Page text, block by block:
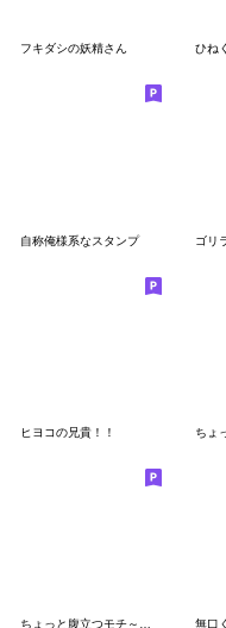
フキダシの妖精さん ひね
自称俺様系なスタンプ
ヒヨコの兄貴！！
ちょっと腹立つモチ～勢～